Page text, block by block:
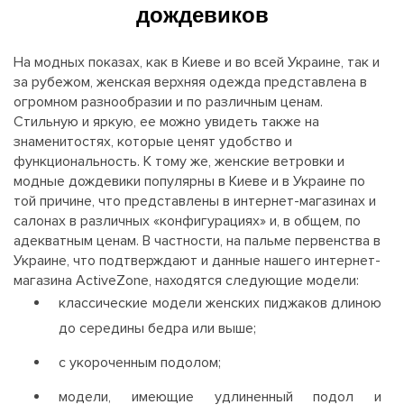
дождевиков
На модных показах, как в Киеве и во всей Украине, так и
за рубежом, женская верхняя одежда представлена в
огромном разнообразии и по различным ценам.
Стильную и яркую, ее можно увидеть также на
знаменитостях, которые ценят удобство и
функциональность. К тому же, женские ветровки и
модные дождевики популярны в Киеве и в Украине по
той причине, что представлены в интернет-магазинах и
салонах в различных «конфигурациях» и, в общем, по
адекватным ценам. В частности, на пальме первенства в
Украине, что подтверждают и данные нашего интернет-
магазина ActiveZone, находятся следующие модели:
классические модели женских пиджаков длиною
до середины бедра или выше;
с укороченным подолом;
модели, имеющие удлиненный подол и